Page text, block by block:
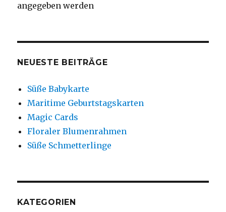
angegeben werden
NEUESTE BEITRÄGE
Süße Babykarte
Maritime Geburtstagskarten
Magic Cards
Floraler Blumenrahmen
Süße Schmetterlinge
KATEGORIEN